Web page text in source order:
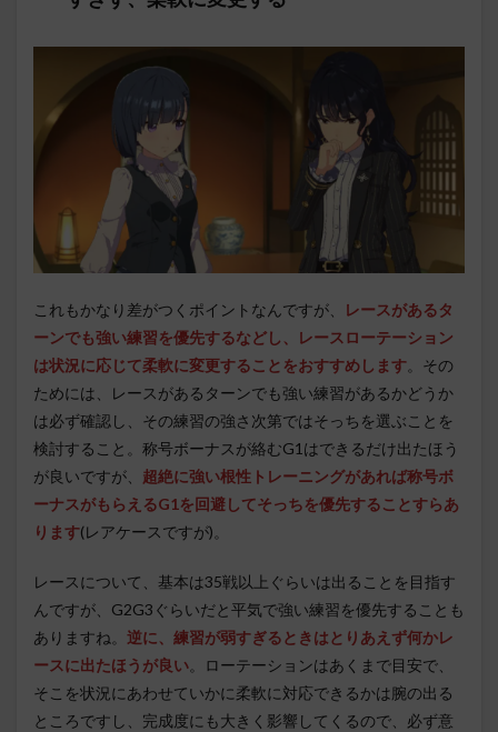
これもかなり差がつくポイントなんですが、
レースがあるタ
ーンでも強い練習を優先するなどし、レースローテーション
は状況に応じて柔軟に変更することをおすすめします。その
ためには、レースがあるターンでも強い練習があるかどうか
は必ず確認し、その練習の強さ次第ではそっちを選ぶことを
検討すること。称号ボーナスが絡むG1はできるだけ出たほう
が良いですが、 超絶に強い根性トレーニングがあれば称号ボ
ーナスがもらえるG1を回避してそっちを優先することすらあ
ります(レアケースですが)。
レースについて、基本は35戦以上ぐらいは出ることを目指す
んですが、G2G3ぐらいだと平気で強い練習を優先することも
ありますね。 逆に、練習が弱すぎるときはとりあえず何かレ
ースに出たほうが良い。ローテーションはあくまで目安で、
そこを状況にあわせていかに柔軟に対応できるかは腕の出る
ところですし、完成度にも大きく影響してくるので、必ず意